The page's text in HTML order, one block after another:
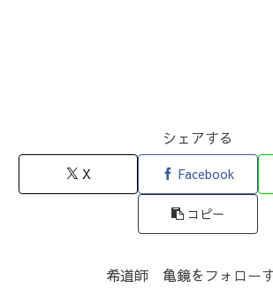
シェアする
X Facebook
コピー
希道師 亀鏡をフォロー